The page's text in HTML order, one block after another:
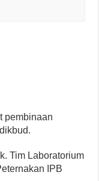
pembinaan
Tim Laboratorium
IPB